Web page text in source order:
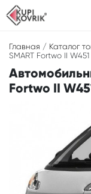
Главная / Каталог
SMART Fortwo II
Fortwo II